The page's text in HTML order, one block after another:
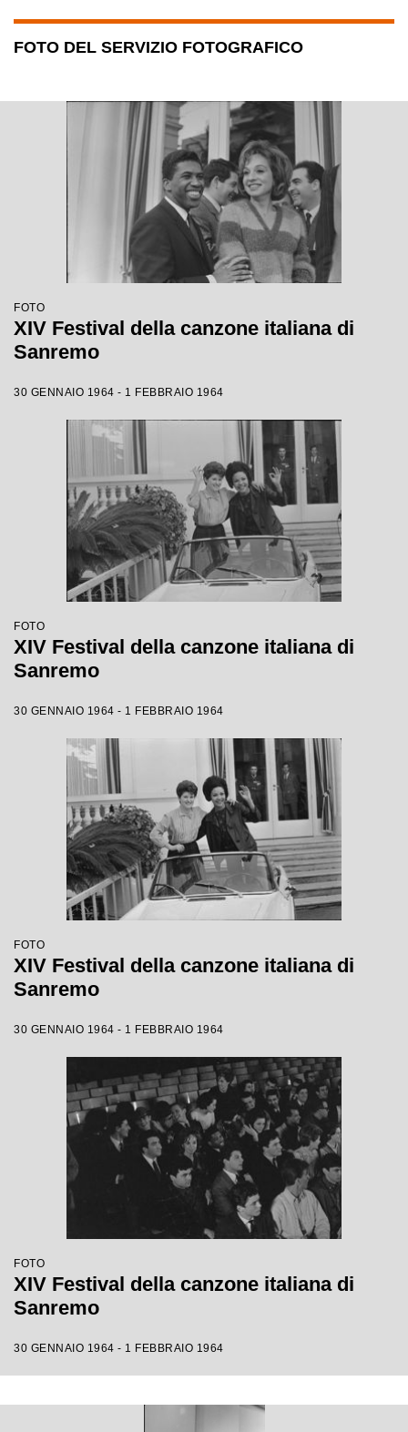
FOTO DEL SERVIZIO FOTOGRAFICO
FOTO
XIV Festival della canzone italiana di
Sanremo
30 GENNAIO 1964 - 1 FEBBRAIO 1964
FOTO
XIV Festival della canzone italiana di
Sanremo
30 GENNAIO 1964 - 1 FEBBRAIO 1964
FOTO
XIV Festival della canzone italiana di
Sanremo
30 GENNAIO 1964 - 1 FEBBRAIO 1964
FOTO
XIV Festival della canzone italiana di
Sanremo
30 GENNAIO 1964 - 1 FEBBRAIO 1964